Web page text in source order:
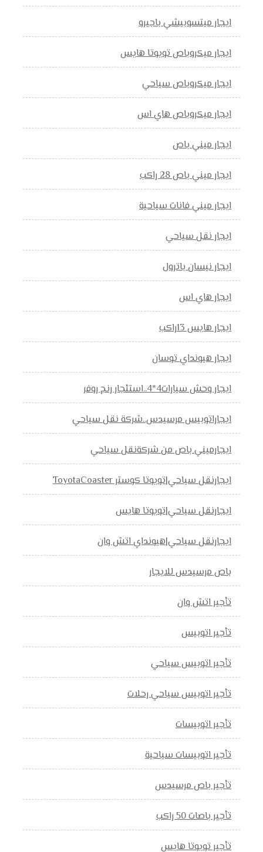
ايجار ميتسوبيشي باجيرو
ايجار ميكروباص تويوتا هايس
ايجار ميكروباص سياحي
ايجار ميكروباص هاي اس
ايجار ميني باص
ايجار ميني باص 28 راكب
ايجار ميني فانات سياحية
ايجار نقل سياحي
ايجار نيسان باترول
ايجار هاي اس
ايجار هايس 13راكب
ايجار هيونداي توسان
ايجار وحش سيارات4*4..استئجار رنج روفر
ايجاراتوبيس مرسيدس..شركة نقل سياحي
ايجارميني باص من شركةنقل سياحي
ايجارنقل سياحي|تويوتا كوستر ToyotaCoaster
ايجارنقل سياحي|تويوتا هايس
ايجارنقل سياحي|هيونداي اتش وان
باص مرسيدس للايجار
تأجير اتش وان
تأجير اتوبيس
تأجير اتوبيس سياحي
تأجير اتوبيس سياحي رحلات
تأجير اتوبيسات
تأجير اتوبيسات سياحية
تأجير باص مرسيدس
تأجير باصات 50 راكب
تأجير تويوتا هايس